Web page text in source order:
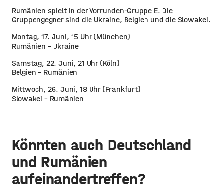
Rumänien spielt in der Vorrunden-Gruppe E. Die
Gruppengegner sind die Ukraine, Belgien und die Slowakei.
Montag, 17. Juni, 15 Uhr (München)
Rumänien – Ukraine
Samstag, 22. Juni, 21 Uhr (Köln)
Belgien - Rumänien
Mittwoch, 26. Juni, 18 Uhr (Frankfurt)
Slowakei – Rumänien
Könnten auch Deutschland
und Rumänien
aufeinandertreffen?